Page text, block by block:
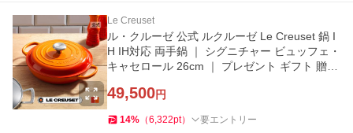
Le Creuset
ル・クルーゼ 公式 ルクルーゼ Le Creuset 鍋 I
H IH対応 両手鍋 ｜ シグニチャー ビュッフェ・
キャセロール 26cm ｜ プレゼント ギフト 贈り
49,500円
14% （6,322pt） 要エントリー